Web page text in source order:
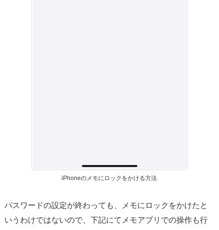
iPhoneのメモにロックをかける方法
パスワードの設定が終わっても、メモにロックをかけたと
いうわけではないので、下記にてメモアプリでの操作も行